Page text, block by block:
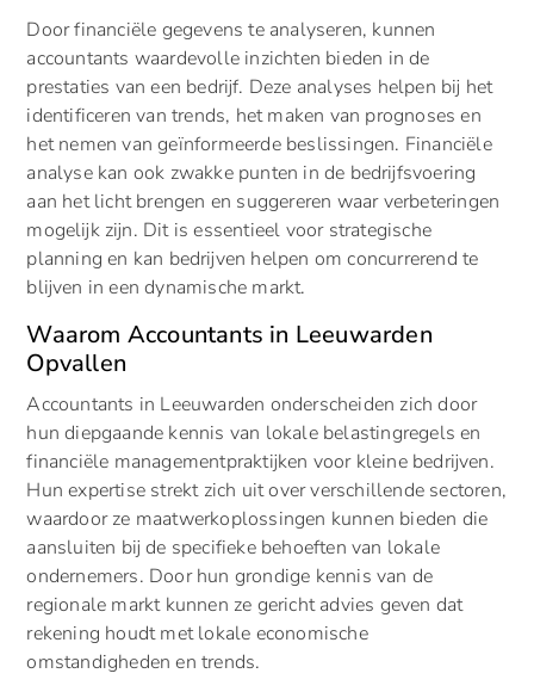
Door financiële gegevens te analyseren, kunnen
accountants waardevolle inzichten bieden in de
prestaties van een bedrijf. Deze analyses helpen bij het
identificeren van trends, het maken van prognoses en
het nemen van geïnformeerde beslissingen. Financiële
analyse kan ook zwakke punten in de bedrijfsvoering
aan het licht brengen en suggereren waar verbeteringen
mogelijk zijn. Dit is essentieel voor strategische
planning en kan bedrijven helpen om concurrerend te
blijven in een dynamische markt.
Waarom Accountants in Leeuwarden
Opvallen
Accountants in Leeuwarden onderscheiden zich door
hun diepgaande kennis van lokale belastingregels en
financiële managementpraktijken voor kleine bedrijven.
Hun expertise strekt zich uit over verschillende sectoren,
waardoor ze maatwerkoplossingen kunnen bieden die
aansluiten bij de specifieke behoeften van lokale
ondernemers. Door hun grondige kennis van de
regionale markt kunnen ze gericht advies geven dat
rekening houdt met lokale economische
omstandigheden en trends.